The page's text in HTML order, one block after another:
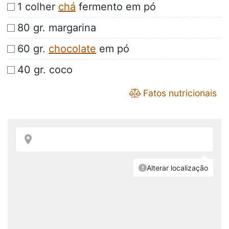
1 colher chá fermento em pó
80 gr. margarina
60 gr. chocolate em pó
40 gr. coco
Fatos nutricionais